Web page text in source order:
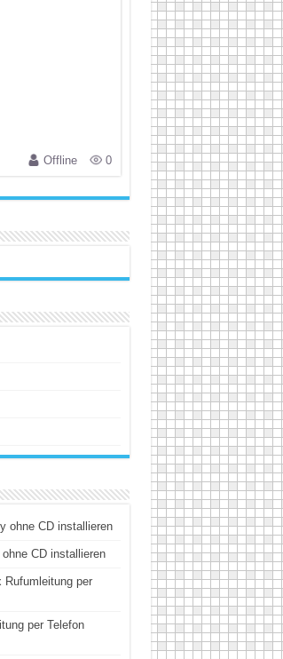
Offline
0
ohne CD installieren
CD installieren
Rufumleitung per
per Telefon